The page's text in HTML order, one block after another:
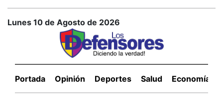
Lunes 10 de Agosto de 2026
Portada Opinión Deportes Salud Economía